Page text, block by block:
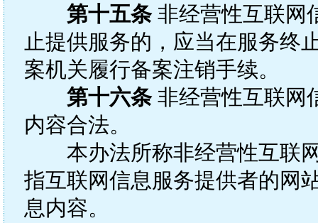
第十五条非经营性互联网
止提供服务的，应当在服务终
案机关履行备案注销手续。
第十六条非经营性互联网
内容合法。
本办法所称非经营性互联网
指互联网信息服务提供者的网
息内容。